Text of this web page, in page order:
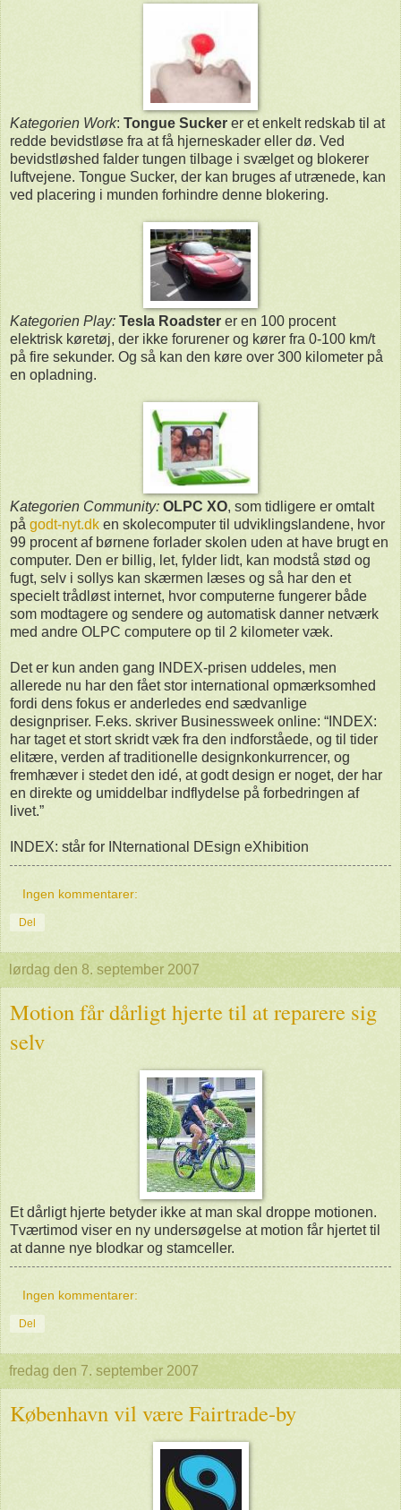
Kategorien Work: Tongue Sucker er et enkelt redskab til at
redde bevidstløse fra at få hjerneskader eller dø. Ved
bevidstløshed falder tungen tilbage i svælget og blokerer
luftvejene. Tongue Sucker, der kan bruges af utrænede, kan
ved placering i munden forhindre denne blokering.
Kategorien Play: Tesla Roadster er en 100 procent
elektrisk køretøj, der ikke forurener og kører fra 0-100 km/t
på fire sekunder. Og så kan den køre over 300 kilometer på
en opladning.
Kategorien Community: OLPC XO, som tidligere er omtalt
på godt-nyt.dk en skolecomputer til udviklingslandene, hvor
99 procent af børnene forlader skolen uden at have brugt en
computer. Den er billig, let, fylder lidt, kan modstå stød og
fugt, selv i sollys kan skærmen læses og så har den et
specielt trådløst internet, hvor computerne fungerer både
som modtagere og sendere og automatisk danner netværk
med andre OLPC computere op til 2 kilometer væk.
Det er kun anden gang INDEX-prisen uddeles, men
allerede nu har den fået stor international opmærksomhed
fordi dens fokus er anderledes end sædvanlige
designpriser. F.eks. skriver Businessweek online: “INDEX:
har taget et stort skridt væk fra den indforståede, og til tider
elitære, verden af traditionelle designkonkurrencer, og
fremhæver i stedet den idé, at godt design er noget, der har
en direkte og umiddelbar indflydelse på forbedringen af
livet.”
INDEX: står for INternational DEsign eXhibition
Ingen kommentarer:
Del
lørdag den 8. september 2007
Motion får dårligt hjerte til at reparere sig
selv
Et dårligt hjerte betyder ikke at man skal droppe motionen.
Tværtimod viser en ny undersøgelse at motion får hjertet til
at danne nye blodkar og stamceller.
Ingen kommentarer:
Del
fredag den 7. september 2007
København vil være Fairtrade-by